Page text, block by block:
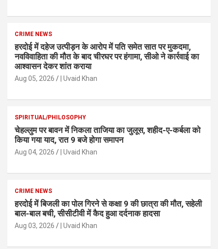
CRIME NEWS
हरदोई में दहेज उत्पीड़न के आरोप में पति समेत सात पर मुकदमा,
नवविवाहिता की मौत के बाद चीरघर पर हंगामा, सीओ ने कार्रवाई का
आश्वासन देकर शांत कराया
Aug 05, 2026 | Uvaid Khan
SPIRITUAL/PHILOSOPHY
चेहल्लुम पर बावन में निकला ताजिया का जुलूस, शहीद-ए-कर्बला को
किया गया याद, रात 9 बजे होगा समापन
Aug 04, 2026 | Uvaid Khan
CRIME NEWS
हरदोई में बिजली का पोल गिरने से कक्षा 9 की छात्रा की मौत, सहेली
बाल-बाल बची, सीसीटीवी में कैद हुआ दर्दनाक हादसा
Aug 03, 2026 | Uvaid Khan